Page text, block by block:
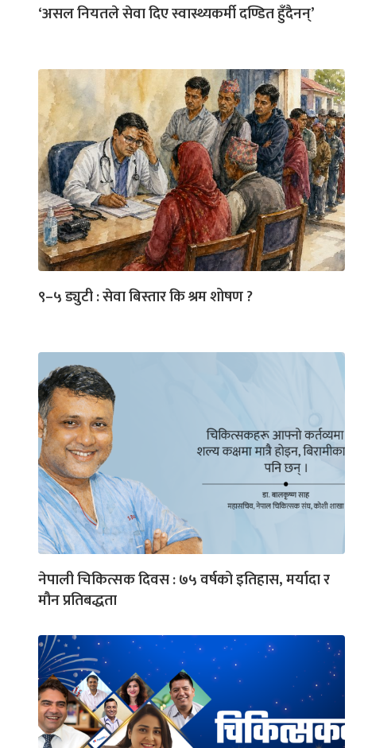
‘असल नियतले सेवा दिए स्वास्थ्यकर्मी दण्डित हुँदैनन्’
९–५ ड्युटी : सेवा बिस्तार कि श्रम शोषण ?
नेपाली चिकित्सक दिवस : ७५ वर्षको इतिहास, मर्यादा र
मौन प्रतिबद्धता